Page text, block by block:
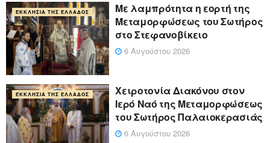
ΕΚΚΛΗΣΊΑ ΤΗΣ ΕΛΛΆΔΟΣ
Με λαμπρότητα η εορτή της
Μεταμορφώσεως του Σωτήρος
στο Στεφανοβίκειο
6 Αυγούστου 2026
ΕΚΚΛΗΣΊΑ ΤΗΣ ΕΛΛΆΔΟΣ
Χειροτονία Διακόνου στον
Ιερό Ναό της Μεταμορφώσεως
του Σωτήρος Παλαιοκερασιάς
6 Αυγούστου 2026